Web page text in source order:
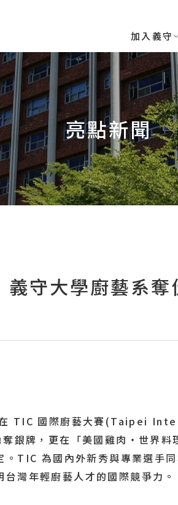
加入義守
亮點新聞
守大學廚藝系
在 TIC 國際廚藝大賽(Taipei
銀牌，更在「美國雞肉・世界
TIC 為國內外新秀與專業選手
灣年輕廚藝人才的國際競爭力。